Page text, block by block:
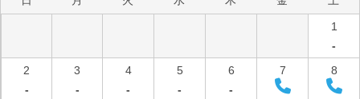
1
-
2
-
3
-
4
-
5
-
6
-
7 8